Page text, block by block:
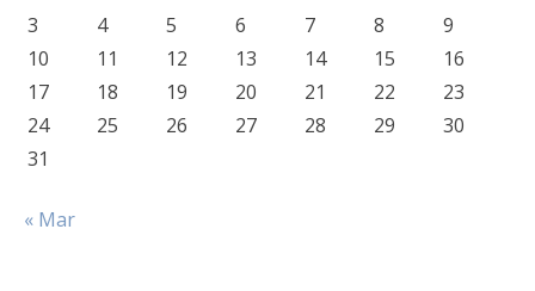
3
4 5 6 7 8
9
10
11 12 13 14 15
16
17
18 19 20 21 22
23
24
25 26 27 28 29
30
31
« Mar